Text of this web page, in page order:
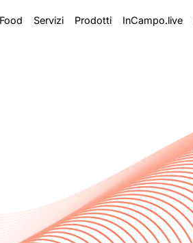
Servizi Prodotti InCampo.live